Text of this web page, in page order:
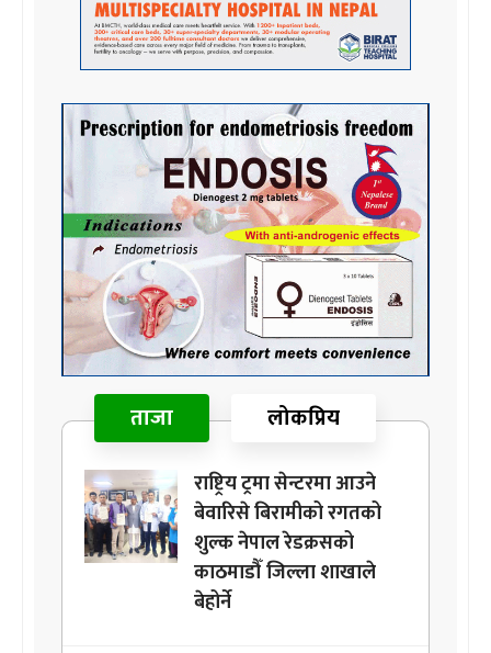
ताजा लोकप्रिय
राष्ट्रिय ट्रमा सेन्टरमा आउने
बेवारिसे बिरामीको रगतको
शुल्क नेपाल रेडक्रसको
काठमाडौँ जिल्ला शाखाले
बेहोर्ने